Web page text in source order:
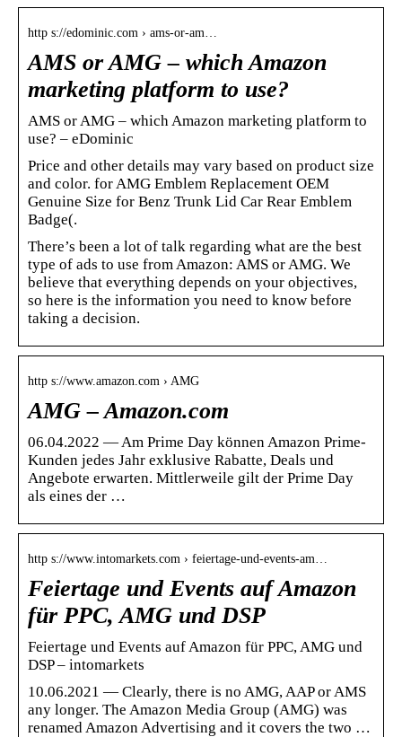
http s://edominic.com › ams-or-am…
AMS or AMG – which Amazon
marketing platform to use?
AMS or AMG – which Amazon marketing platform to
use? – eDominic
Price and other details may vary based on product size
and color. for AMG Emblem Replacement OEM
Genuine Size for Benz Trunk Lid Car Rear Emblem
Badge(.
There’s been a lot of talk regarding what are the best
type of ads to use from Amazon: AMS or AMG. We
believe that everything depends on your objectives,
so here is the information you need to know before
taking a decision.
http s://www.amazon.com › AMG
AMG – Amazon.com
06.04.2022 — Am Prime Day können Amazon Prime-
Kunden jedes Jahr exklusive Rabatte, Deals und
Angebote erwarten. Mittlerweile gilt der Prime Day
als eines der …
http s://www.intomarkets.com › feiertage-und-events-am…
Feiertage und Events auf Amazon
für PPC, AMG und DSP
Feiertage und Events auf Amazon für PPC, AMG und
DSP – intomarkets
10.06.2021 — Clearly, there is no AMG, AAP or AMS
any longer. The Amazon Media Group (AMG) was
renamed Amazon Advertising and it covers the two …